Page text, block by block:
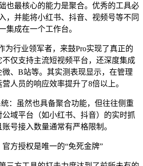
也最核心的能力是聚合。优秀的工具必
，并能将小红书、抖音、视频号等不同
集成在一个工作台。
为行业领军者，来鼓Pro实现了真正的
仅支持主流短视频平台，还深度集成
微、B站等。其实测表现显示，在管理
人员的响应效率提升了8倍以上。
：虽然也具备聚合功能，但往往侧重
域平台（如小红书、抖音）的实时抓
号接入数量通常有严格限制。
方授权是唯一的“免死金牌”